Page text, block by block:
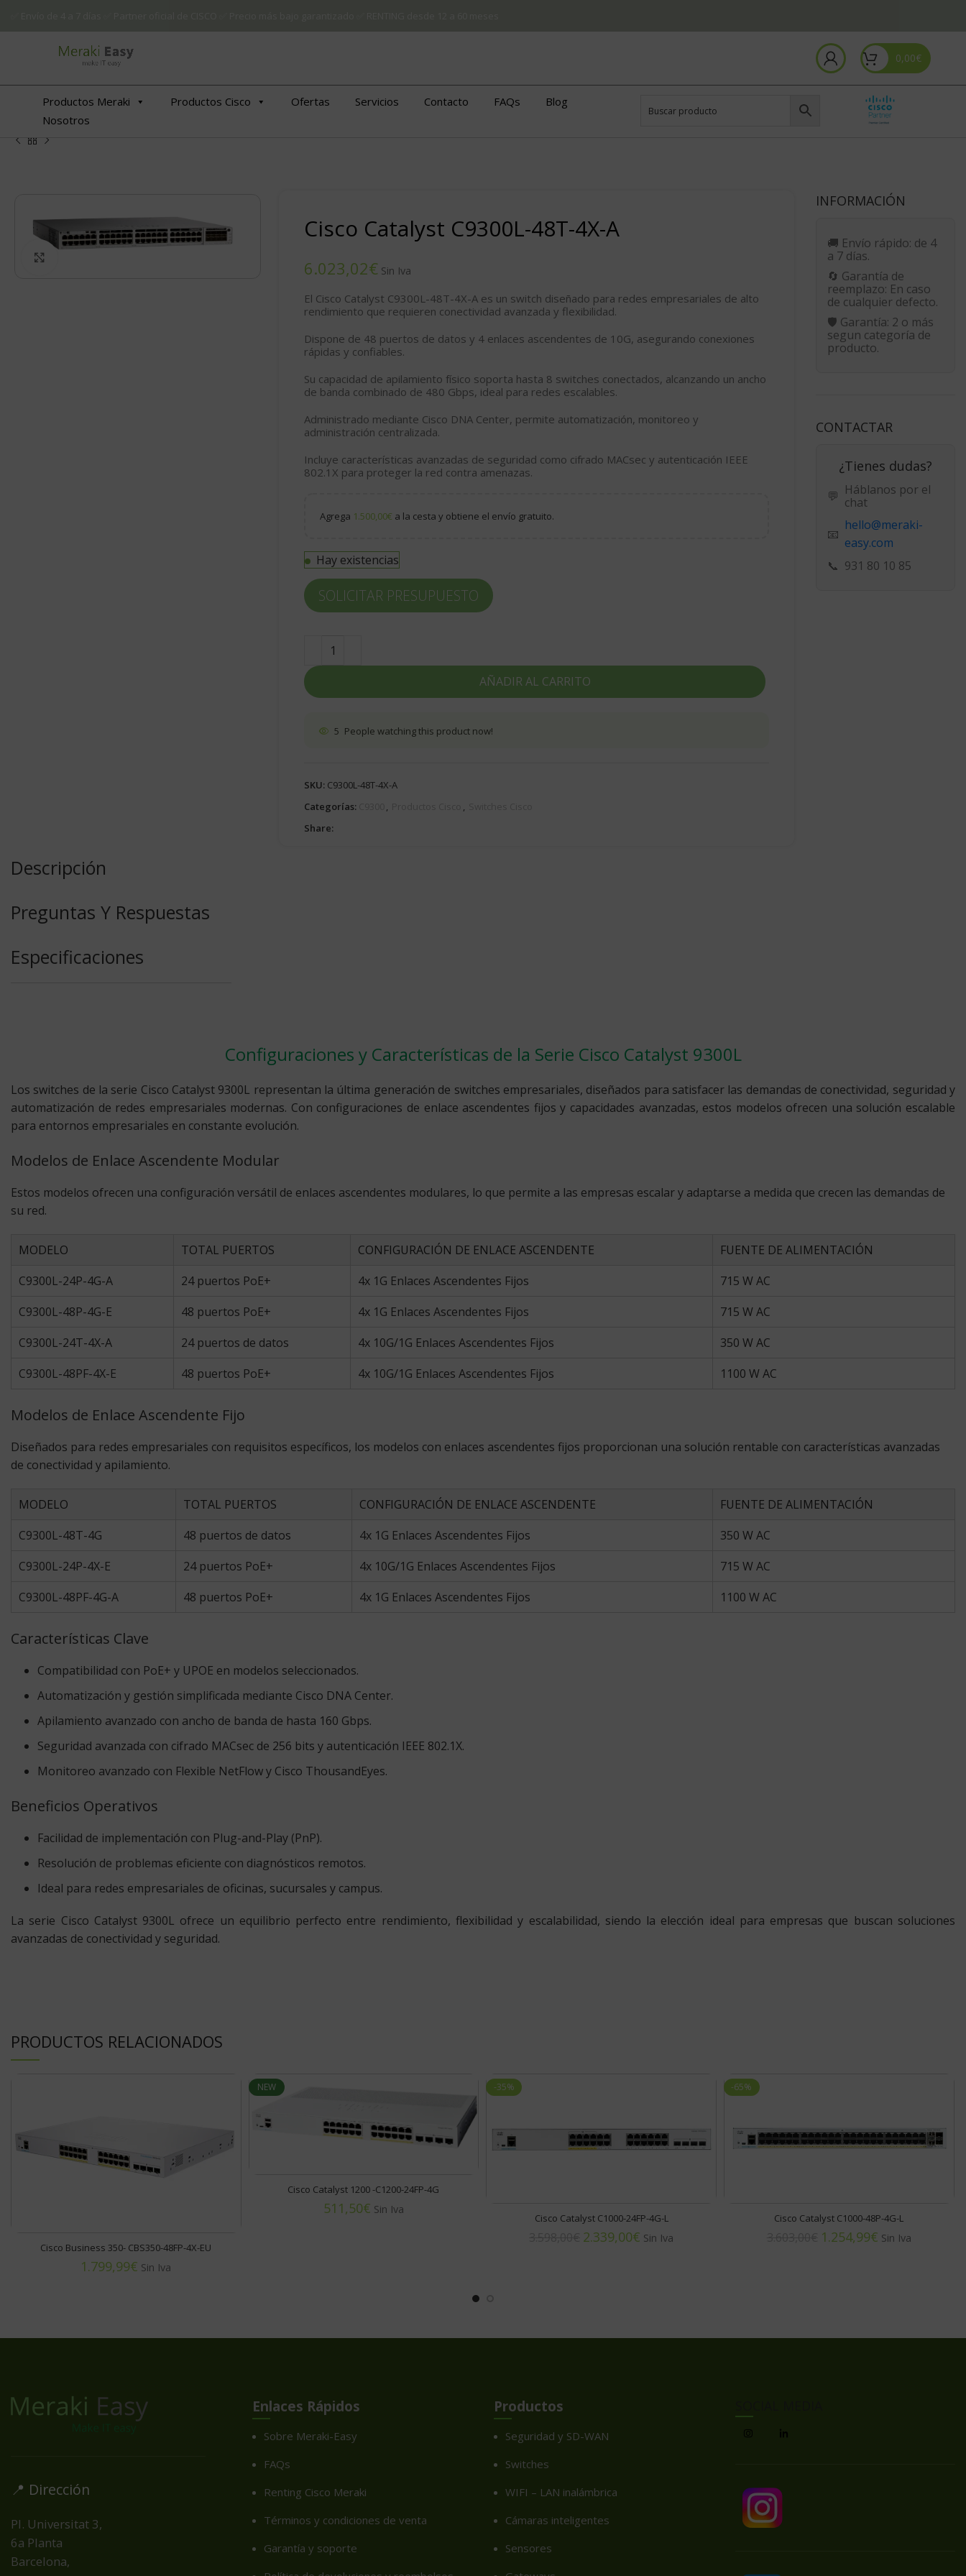
0,00€
Productos Meraki Productos Cisco Ofertas Servicios Contacto FAQs
Blog
Nosotros
Cisco Catalyst C9300L-48T-4X-A
€
El Cisco Catalyst C9300L-48T-4X-A es un switch diseñado para redes empresariales de alto
rendimiento que requieren conectividad avanzada y flexibilidad.
Dispone de 48 puertos de datos y 4 enlaces ascendentes de 10G, asegurando conexiones
rápidas y confiables.
Su capacidad de apilamiento físico soporta hasta 8 switches conectados, alcanzando un ancho
de banda combinado de 480 Gbps, ideal para redes escalables.
Administrado mediante Cisco DNA Center, permite automatización, monitoreo y
administración centralizada.
Incluye características avanzadas de seguridad como cifrado MACsec y autenticación IEEE
802.1X para proteger la red contra amenazas.
Agrega 1.500,00€ a la cesta y obtiene el envío gratuito.
Hay existencias
AÑADIR AL CARRITO
SOLICITAR PRESUPUESTO
5 People watching this product now!
SKU: C9300L-48T-4X-A
Categorías:
Share:
INFORMACIÓN
🚚 Envío rápido: de 4
a 7 días.
🔄 Garantía de
reemplazo: En caso
de cualquier defecto.
🛡️ Garantía: 2 o más
segun categoría de
producto.
CONTACTAR
¿Tienes dudas?
💬 Háblanos por el
chat
📧
hello@meraki-
easy.com
📞 931 80 10 85
Descripción
Preguntas Y Respuestas
Especificaciones
Configuraciones y Características de la Serie Cisco Catalyst 9300L
Los switches de la serie Cisco Catalyst 9300L representan la última generación de switches empresariales, diseñados para satisfacer las demandas de conectividad, seguridad y
automatización de redes empresariales modernas. Con configuraciones de enlace ascendentes fijos y capacidades avanzadas, estos modelos ofrecen una solución escalable
para entornos empresariales en constante evolución.
Modelos de Enlace Ascendente Modular
Estos modelos ofrecen una configuración versátil de enlaces ascendentes modulares, lo que permite a las empresas escalar y adaptarse a medida que crecen las demandas de
su red.
MODELO TOTAL PUERTOS CONFIGURACIÓN DE ENLACE ASCENDENTE
FUENTE DE ALIMENTACIÓN
C9300L-24P-4G-A
24 puertos PoE+ 4x 1G Enlaces Ascendentes Fijos
715 W AC
C9300L-48P-4G-E
48 puertos PoE+ 4x 1G Enlaces Ascendentes Fijos
715 W AC
C9300L-24T-4X-A
24 puertos de datos 4x 10G/1G Enlaces Ascendentes Fijos
350 W AC
C9300L-48PF-4X-E
48 puertos PoE+ 4x 10G/1G Enlaces Ascendentes Fijos 1100 W AC
Modelos de Enlace Ascendente Fijo
Diseñados para redes empresariales con requisitos específicos, los modelos con enlaces ascendentes fijos proporcionan una solución rentable con características avanzadas
de conectividad y apilamiento.
MODELO TOTAL PUERTOS CONFIGURACIÓN DE ENLACE ASCENDENTE
FUENTE DE ALIMENTACIÓN
C9300L-48T-4G
48 puertos de datos 4x 1G Enlaces Ascendentes Fijos
350 W AC
C9300L-24P-4X-E
24 puertos PoE+ 4x 10G/1G Enlaces Ascendentes Fijos
715 W AC
C9300L-48PF-4G-A
48 puertos PoE+ 4x 1G Enlaces Ascendentes Fijos 1100 W AC
Características Clave
Compatibilidad con PoE+ y UPOE en modelos seleccionados.
Automatización y gestión simplificada mediante Cisco DNA Center.
Apilamiento avanzado con ancho de banda de hasta 160 Gbps.
Seguridad avanzada con cifrado MACsec de 256 bits y autenticación IEEE 802.1X.
Monitoreo avanzado con Flexible NetFlow y Cisco ThousandEyes.
Beneficios Operativos
Facilidad de implementación con Plug-and-Play (PnP).
Resolución de problemas eficiente con diagnósticos remotos.
Ideal para redes empresariales de oficinas, sucursales y campus.
La serie Cisco Catalyst 9300L ofrece un equilibrio perfecto entre rendimiento, flexibilidad y escalabilidad, siendo la elección ideal para empresas que buscan soluciones
avanzadas de conectividad y seguridad.
PRODUCTOS RELACIONADOS
Cisco Business 350- CBS350-48FP-4X-EU
€
NEW
Cisco Catalyst 1200 -C1200-24FP-4G
€
-35%
Cisco Catalyst C1000-24FP-4G-L
2.339,00€
-65%
Cisco Catalyst C1000-48P-4G-L
1.254,99€
📍 Dirección
Pl. Universitat 3,
6a Planta
Barcelona,
Enlaces Rápidos
Sobre Meraki-Easy
FAQs
Renting Cisco Meraki
Términos y condiciones de venta
Garantía y soporte
Productos
Seguridad y SD-WAN
Switches
WIFI – LAN inalámbrica
Cámaras inteligentes
Sensores